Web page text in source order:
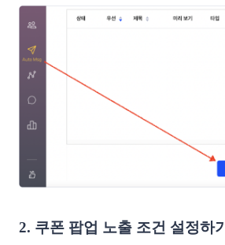
2. 쿠폰 팝업 노출 조건 설정하기